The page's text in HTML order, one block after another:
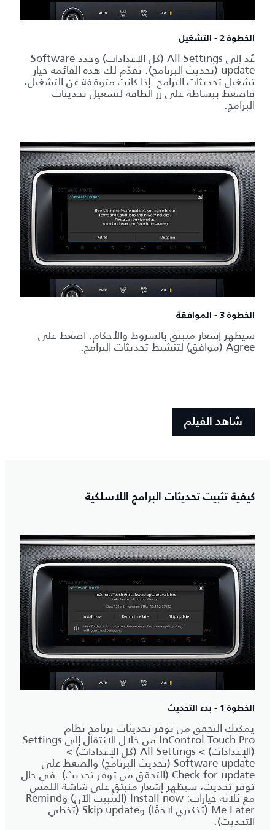
الخطوة 2 - التشغيل
عُد إلى All Settings (كل الإعدادات) وحدد Software
update (تحديث البرنامج). تقدّم لك هذه القائمة خيار
تشغيل تحديثات البرامج. إذا كانت متوقفة عن التشغيل،
فاضغط ببساطة على زر الطاقة لتشغيل تحديثات
البرامج.
الخطوة 3 - الموافقة
سيظهر إشعار منبثق بالشروط والأحكام. اضغط على
Agree (موافق) لتنشيط تحديثات البرامج.
شاهد الفيلم
كيفية تثبيت تحديثات البرامج اللاسلكية
الخطوة 1 - بدء التحديث
يمكنك التحقق من توفر تحديثات برنامج نظام
InControl Touch Pro من خلال الانتقال إلى Settings
(الإعدادات) > All Settings (كل الإعدادات) >
Software update (تحديث البرنامج) والضغط على
Check for update (التحقق من توفر تحديث). في حال
توفر تحديث، سيظهر إشعار منبثق على شاشة اللمس
مع ثلاثة خيارات: Install now (التثبيت الآن) وRemind
Me Later (تذكيري لاحقًا) وSkip update (تخطي
التحديث).